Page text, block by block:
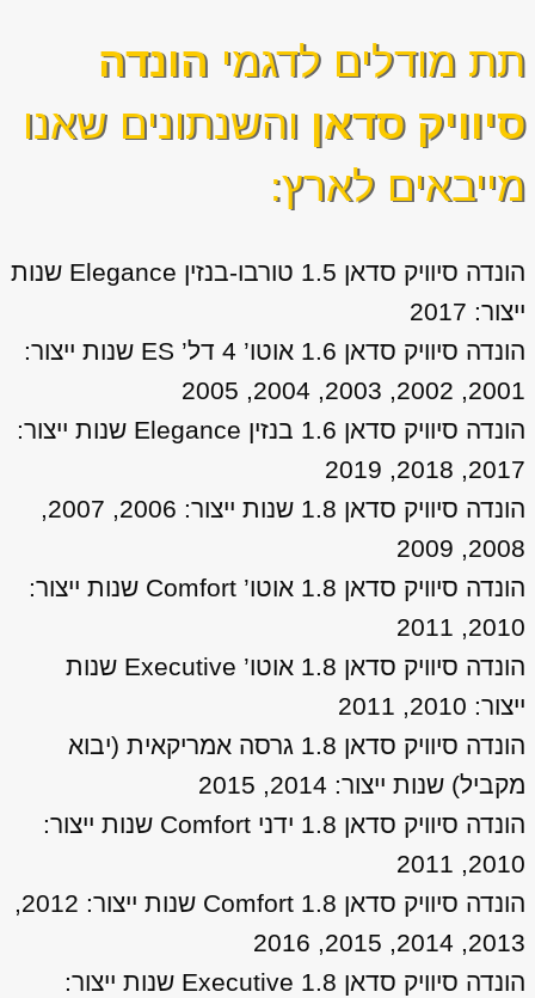
תת מודלים לדגמי הונדה
סיוויק סדאן והשנתונים שאנו
מייבאים לארץ:
הונדה סיוויק סדאן 1.5 טורבו-בנזין Elegance שנות
ייצור: 2017
הונדה סיוויק סדאן 1.6 אוטו’ 4 דל’ ES שנות ייצור:
2001, 2002, 2003, 2004, 2005
הונדה סיוויק סדאן 1.6 בנזין Elegance שנות ייצור:
2017, 2018, 2019
הונדה סיוויק סדאן 1.8 שנות ייצור: 2006, 2007,
2008, 2009
הונדה סיוויק סדאן 1.8 אוטו’ Comfort שנות ייצור:
2010, 2011
הונדה סיוויק סדאן 1.8 אוטו’ Executive שנות
ייצור: 2010, 2011
הונדה סיוויק סדאן 1.8 גרסה אמריקאית (יבוא
מקביל) שנות ייצור: 2014, 2015
הונדה סיוויק סדאן 1.8 ידני Comfort שנות ייצור:
2010, 2011
הונדה סיוויק סדאן 1.8 Comfort שנות ייצור: 2012,
2013, 2014, 2015, 2016
הונדה סיוויק סדאן 1.8 Executive שנות ייצור: